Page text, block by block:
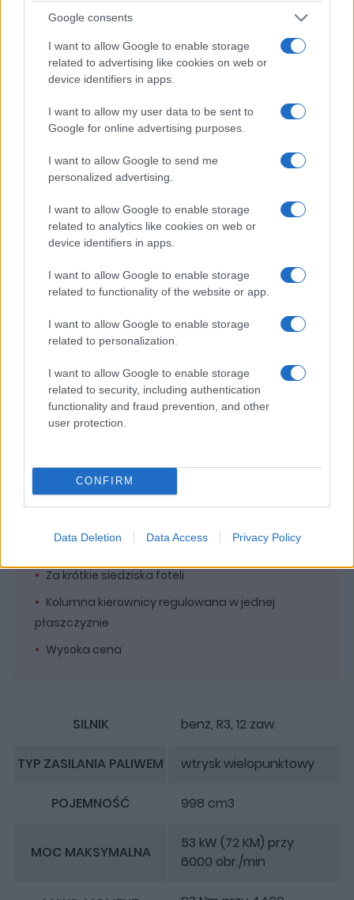
Google consents
I want to allow Google to enable storage
related to advertising like cookies on web or
device identifiers in apps.
I want to allow my user data to be sent to
Google for online advertising purposes.
I want to allow Google to send me
personalized advertising.
I want to allow Google to enable storage
related to analytics like cookies on web or
device identifiers in apps.
I want to allow Google to enable storage
related to functionality of the website or app.
I want to allow Google to enable storage
related to personalization.
I want to allow Google to enable storage
related to security, including authentication
functionality and fraud prevention, and other
user protection.
CONFIRM
Data Deletion Data Access Privacy Policy
To bardzo ciekawy, dobrze wyglądający samochód,
który... w pewien sposób mi się podoba. Mam jednak
wrażenie, że to jest właśnie jego target - osoby,
którym się spodoba. Toyota chciała trochę
powalczyć praktycznością i bogatym wyposażeniem,
ale to nie wyszło do końca.Samochód jest drogi i
dostęp na tylną kanapę).W przeciwieństwie do
poprzednika, podejrzewam że trafi do zupełnie innego
klienta.
Niezłe prowadzenie
Dobre multimedia i system audio
Całkiem obszerne wnętrze
Zużycie paliwa w mieście potrafi niemiło
zaskoczyć
Skrzynia CVT to nieporozumienie
Za krótkie siedziska foteli
Kolumna kierownicy regulowana w jednej
płaszczyznie
Wysoka cena
SILNIK benz, R3, 12 zaw.
TYP ZASILANIA PALIWEM wtrysk wielopunktowy
POJEMNOŚĆ 998 cm3
MOC MAKSYMALNA
53 kW (72 KM) przy
6000 obr./min